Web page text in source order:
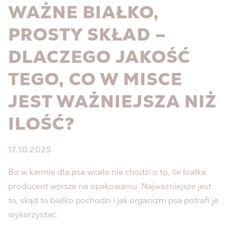
WAŻNE BIAŁKO,
PROSTY SKŁAD –
DLACZEGO JAKOŚĆ
TEGO, CO W MISCE
JEST WAŻNIEJSZA NIŻ
ILOŚĆ?
17.10.2025
Bo w karmie dla psa wcale nie chodzi o to, ile białka
producent wpisze na opakowaniu. Najważniejsze jest
to, skąd to białko pochodzi i jak organizm psa potrafi je
wykorzystać.